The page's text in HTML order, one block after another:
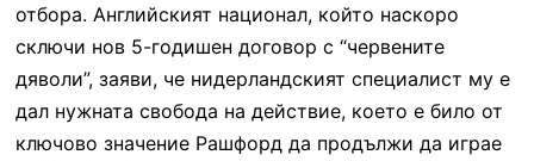
отбора. Английският национал, който наскоро
сключи нов 5-годишен договор с “червените
дяволи”, заяви, че нидерландският специалист му е
дал нужната свобода на действие, което е било от
ключово значение Рашфорд да продължи да играе